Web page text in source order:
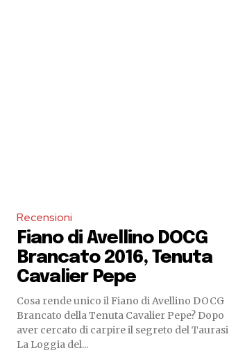
Recensioni
Fiano di Avellino DOCG
Brancato 2016, Tenuta
Cavalier Pepe
Cosa rende unico il Fiano di Avellino DOCG
Brancato della Tenuta Cavalier Pepe? Dopo
aver cercato di carpire il segreto del Taurasi
La Loggia del...